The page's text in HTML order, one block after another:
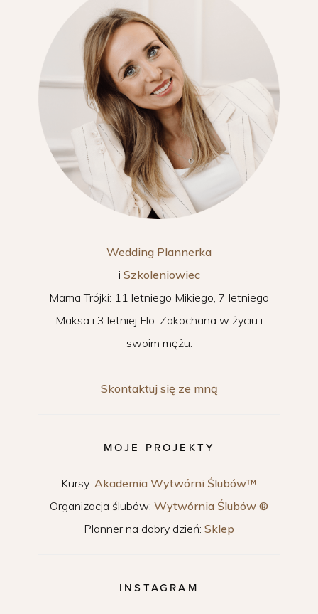
Wedding Plannerka
i Szkoleniowiec
Mama Trójki: 11 letniego Mikiego, 7 letniego
Maksa i 3 letniej Flo. Zakochana w życiu i
swoim mężu.
Skontaktuj się ze mną
MOJE PROJEKTY
Kursy: Akademia Wytwórni Ślubów™
Organizacja ślubów: Wytwórnia Ślubów ®
Planner na dobry dzień: Sklep
INSTAGRAM